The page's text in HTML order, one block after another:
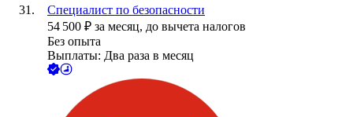
Специалист по безопасности
54 500 ₽ за месяц, до вычета налогов
Без опыта
Выплаты: Два раза в месяц